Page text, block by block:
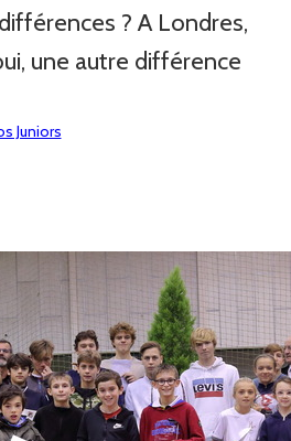
? A Londres,
une autre différence
Juniors